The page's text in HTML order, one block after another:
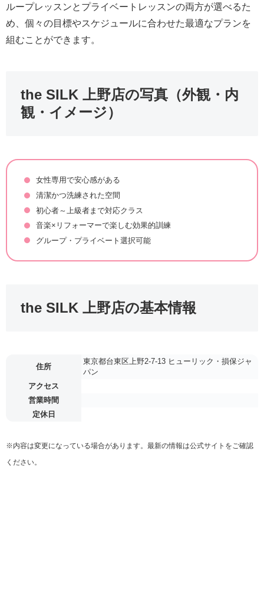
ループレッスンとプライベートレッスンの両方が選べるた
め、個々の目標やスケジュールに合わせた最適なプランを
組むことができます。
the SILK 上野店の写真（外観・内
観・イメージ）
女性専用で安心感がある
清潔かつ洗練された空間
初心者～上級者まで対応クラス
音楽×リフォーマーで楽しむ効果的訓練
グループ・プライベート選択可能
the SILK 上野店の基本情報
住所
東京都台東区上野2-7-13 ヒューリック・損保ジャ
パン
アクセス
営業時間
定休日
※内容は変更になっている場合があります。最新の情報は公式サイトをご確認
ください。